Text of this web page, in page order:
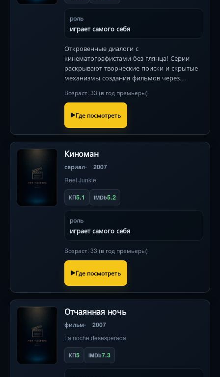
роль
играет самого себя
Откровенные диалоги с
кинематографистами без глянца! Серии
раскрывают творческие поиски и скрытые
механизмы создания фильмов через
Возраст: 33 (в год премьеры)
Где посмотреть
Киноман
сериал 2007
Reel Junkie
КП5.1 IMDb5.2
роль
играет самого себя
Возраст: 33 (в год премьеры)
Где посмотреть
Отчаянная ночь
фильм 2007
La noche desesperada
КП5 IMDb7.3